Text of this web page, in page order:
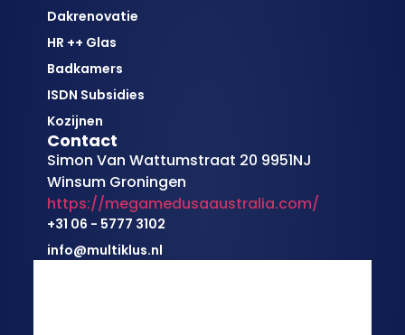
Dakrenovatie
HR ++ Glas
Badkamers
ISDN Subsidies
Kozijnen
Contact
Simon Van Wattumstraat 20 9951NJ
Winsum Groningen
https://megamedusaaustralia.com/
+31 06 - 5777 3102
info@multiklus.nl